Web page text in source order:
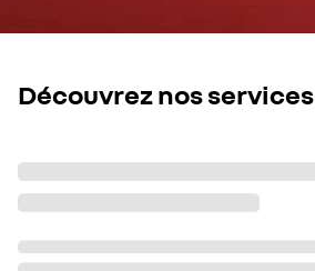
Découvrez nos services